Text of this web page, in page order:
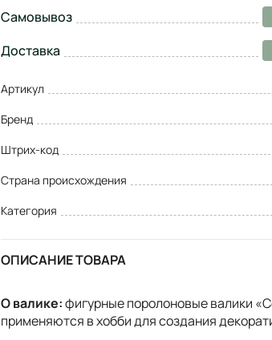
Самовывоз
Доставка
Артикул
Бренд
Штрих-код
Страна происхождения
Категория
ОПИСАНИЕ ТОВАРА
О валике:фигурные поролоновые валики
применяются в хобби для создания